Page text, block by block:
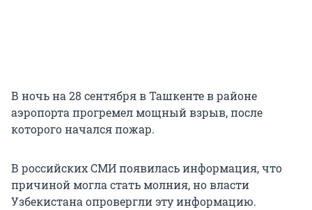
В ночь на 28 сентября в Ташкенте в районе
аэропорта прогремел мощный взрыв, после
которого начался пожар.
В российских СМИ появилась информация, что
причиной могла стать молния, но власти
Узбекистана опровергли эту информацию.